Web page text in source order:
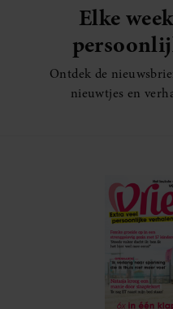
Elke
Ontdek de
nieuwtjes en